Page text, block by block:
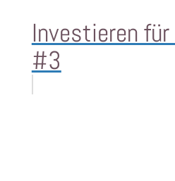
Investieren
#3